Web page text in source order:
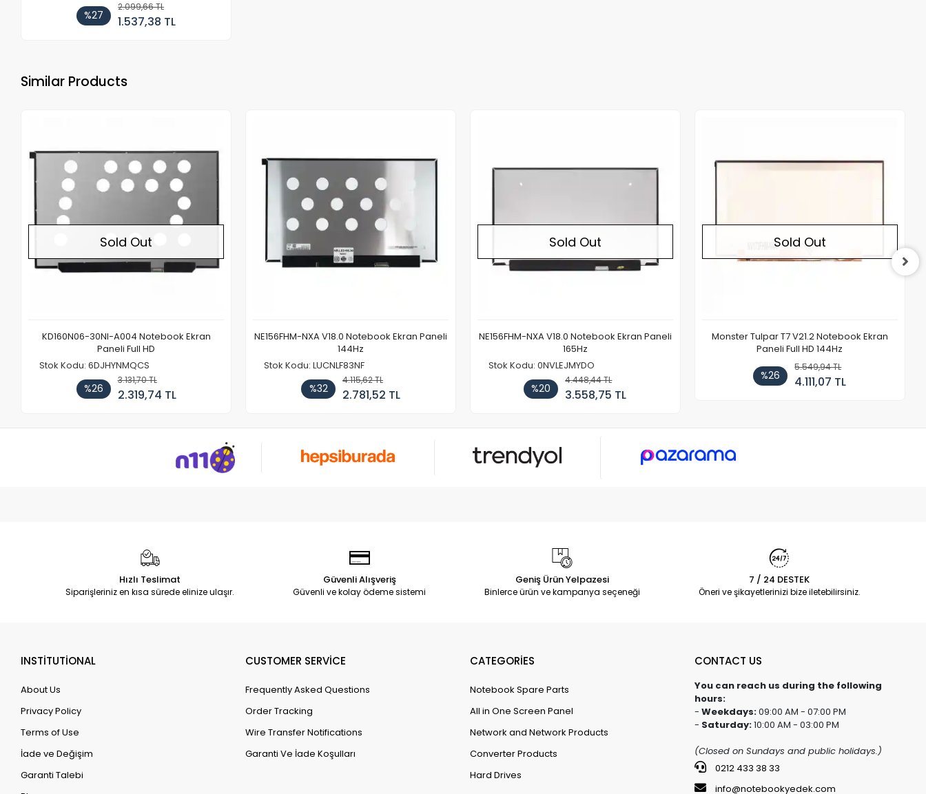
%27
2.099,66 TL
1.537,38 TL
Similar Products
Sold Out
KD160N06-30NI-A004 Notebook Ekran
Paneli Full HD
Stok Kodu: 6DJHYNMQCS
%26
3.131,70 TL
2.319,74 TL
NE156FHM-NXA V18.0 Notebook Ekran Paneli
144Hz
Stok Kodu: LUCNLF83NF
%32
4.115,62 TL
2.781,52 TL
Sold Out
NE156FHM-NXA V18.0 Notebook Ekran Paneli
165Hz
Stok Kodu: 0NVLEJMYDO
%20
4.448,44 TL
3.558,75 TL
Sold Out
Monster Tulpar T7 V21.2 Notebook Ekran
Paneli Full HD 144Hz
%26
5.549,94 TL
4.111,07 TL
Hızlı Teslimat
Siparişleriniz en kısa sürede elinize ulaşır.
Güvenli Alışveriş
Güvenli ve kolay ödeme sistemi
Geniş Ürün Yelpazesi
Binlerce ürün ve kampanya seçeneği
7 / 24 DESTEK
Öneri ve şikayetlerinizi bize iletebilirsiniz.
INSTİTUTİONAL
About Us
Privacy Policy
Terms of Use
İade ve Değişim
Garanti Talebi
CUSTOMER SERVİCE
Frequently Asked Questions
Order Tracking
Wire Transfer Notifications
Garanti Ve İade Koşulları
CATEGORİES
Notebook Spare Parts
All in One Screen Panel
Network and Network Products
Converter Products
Hard Drives
CONTACT US
You can reach us during the following
hours:
- Weekdays:09:00 AM - 07:00 PM
- Saturday:10:00 AM - 03:00 PM
(Closed on Sundays and public holidays.)
0212 433 38 33
info@notebookyedek.com